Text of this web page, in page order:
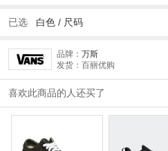
已选 白色 / 尺码
品牌： 万斯
发货：百丽优购
喜欢此商品的人还买了